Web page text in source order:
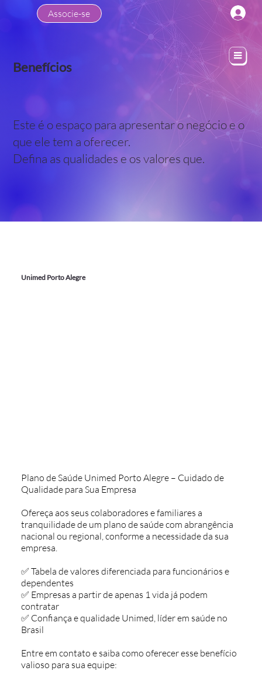
Associe-se
Benefícios
Este é o espaço para apresentar o negócio e o
que ele tem a oferecer.
Defina as qualidades e os valores que.
Unimed Porto Alegre
Plano de Saúde Unimed Porto Alegre – Cuidado de
Qualidade para Sua Empresa
Ofereça aos seus colaboradores e familiares a
tranquilidade de um plano de saúde com abrangência
nacional ou regional, conforme a necessidade da sua
empresa.
✅ Tabela de valores diferenciada para funcionários e
dependentes
✅ Empresas a partir de apenas 1 vida já podem
contratar
✅ Confiança e qualidade Unimed, líder em saúde no
Brasil
Entre em contato e saiba como oferecer esse benefício
valioso para sua equipe: